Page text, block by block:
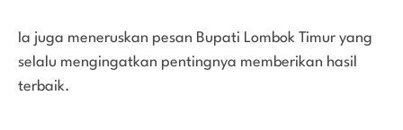
Ia juga meneruskan pesan Bupati Lombok Timur yang
selalu mengingatkan pentingnya memberikan hasil
terbaik.